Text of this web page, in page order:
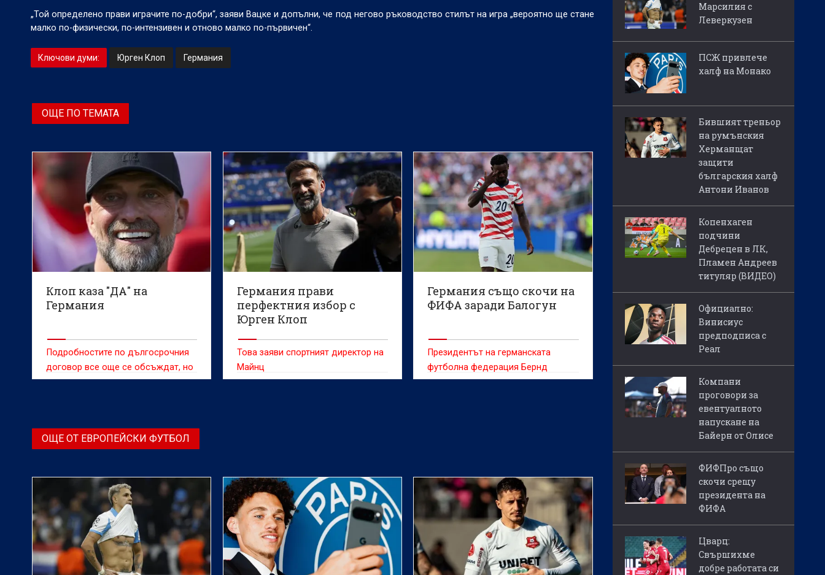
„Той определено прави играчите по-добри“, заяви Вацке и допълни, че под негово ръководство стилът на игра „вероятно ще стане
малко по-физически, по-интензивен и отново малко по-първичен“.
Ключови думи: Юрген Клоп Германия
ОЩЕ ПО ТЕМАТА
Клоп каза "ДА" на
Германия
Подробностите по дългосрочния
договор все още се обсъждат, но
принципното решение е взето.
Германия прави
перфектния избор с
Юрген Клоп
Това заяви спортният директор на
Майнц
Германия също скочи на
ФИФА заради Балогун
Президентът на германската
футболна федерация Бернд
Нойендорф заяви, че Световната
ОЩЕ ОТ ЕВРОПЕЙСКИ ФУТБОЛ
Марсилия с
Леверкузен
ПСЖ привлече
халф на Монако
Бившият треньор
на румънския
Херманщат
защити
българския халф
Антони Иванов
Копенхаген
подчини
Дебрецен в ЛК,
Пламен Андреев
титуляр (ВИДЕО)
Официално:
Винисиус
предподписа с
Реал
Компани
проговори за
евентуалното
напускане на
Байерн от Олисе
ФИФПро също
скочи срещу
президента на
ФИФА
Цварц:
Свършихме
добре работата си